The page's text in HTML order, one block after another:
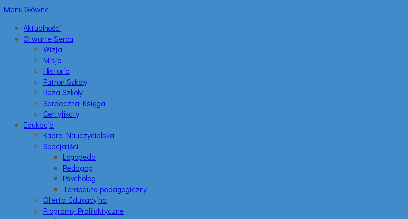
Menu Główne
Aktualności
Otwarte Serca
Wizja
Misja
Historia
Patron Szkoły
Baza Szkoły
Serdeczna Księga
Certyfikaty
Edukacja
Kadra Nauczycielska
Specjaliści
Logopeda
Pedagog
Psycholog
Terapeuta pedagogiczny
Oferta Edukacyjna
Programy Profilaktyczne